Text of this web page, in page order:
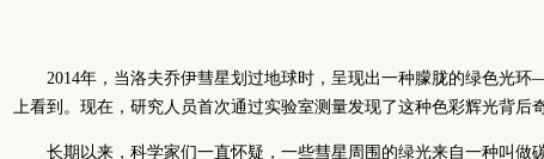
2014年，当洛夫乔伊彗星划过地球时，呈现出一种朦胧的绿色光
上看到。现在，研究人员首次通过实验室测量发现了这种色彩辉光背后
长期以来，科学家们一直怀疑，一些彗星周围的绿光来自一种叫做